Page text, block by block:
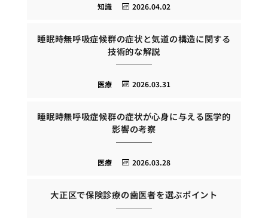
2026.04.02
知識
睡眠時無呼吸症候群の症状と気道の構造に関する
技術的な解説
2026.03.31
医療
睡眠時無呼吸症候群の症状が心身に与える医学的
影響の考察
2026.03.28
医療
大正区で保険診療の歯医者を選ぶポイント